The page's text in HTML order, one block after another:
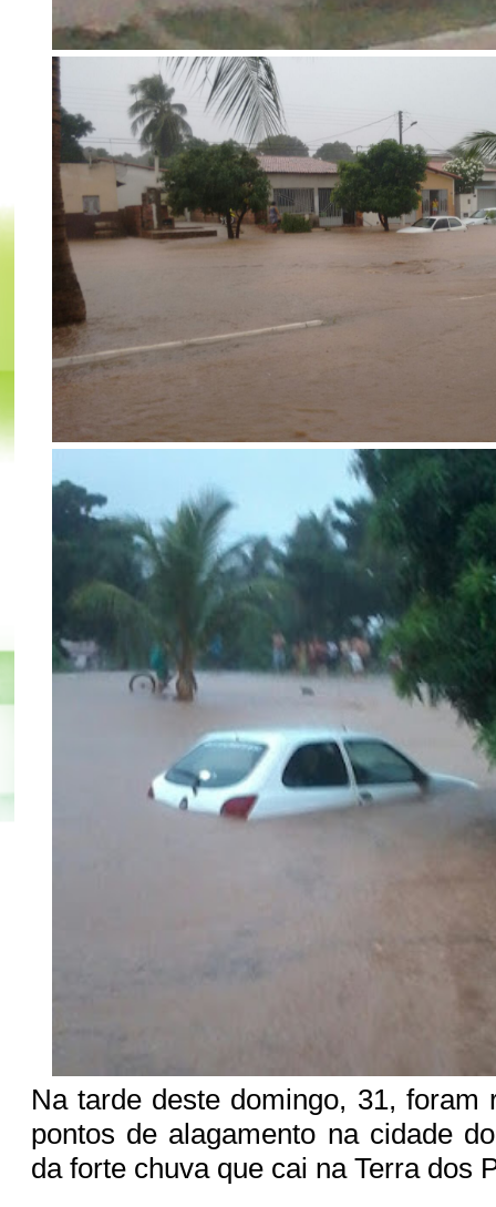
Na tarde deste domingo, 31, foram
pontos de alagamento na cidade
da forte chuva que cai na Terra dos